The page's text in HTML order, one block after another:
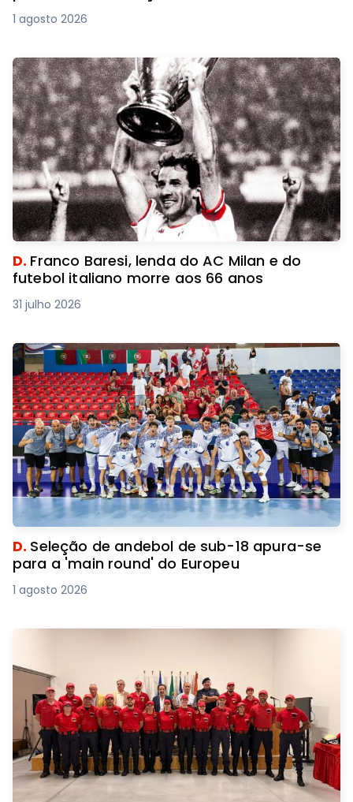
1 agosto 2026
D. Franco Baresi, lenda do AC Milan e do
futebol italiano morre aos 66 anos
31 julho 2026
D. Seleção de andebol de sub-18 apura-se
para a 'main round' do Europeu
1 agosto 2026